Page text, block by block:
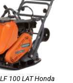
100 LAT Honda